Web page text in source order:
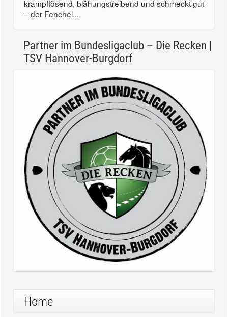
krampflösend, blähungstreibend und schmeckt gut
– der Fenchel...
Partner im Bundesligaclub – Die Recken |
TSV Hannover-Burgdorf
Home